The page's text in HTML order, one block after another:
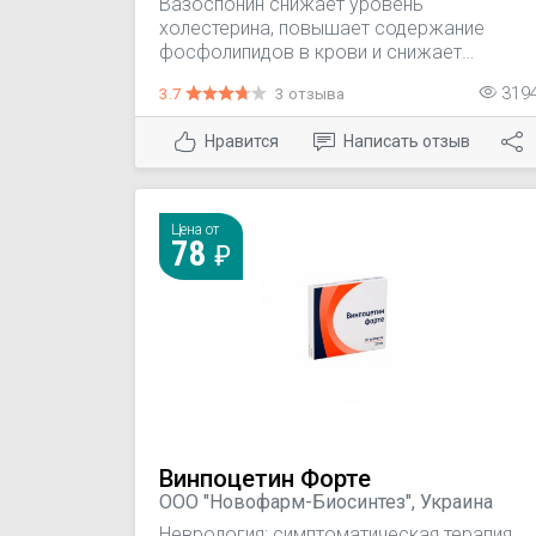
холестерина, повышает содержание
фосфолипидов в крови и снижает
снижает артериальное давление.
3.7 3 отзыва
Нравится Написать отзыв
Цена от
78
Винпоцетин Форте
ООО "Новофарм-Биосинтез", Украина